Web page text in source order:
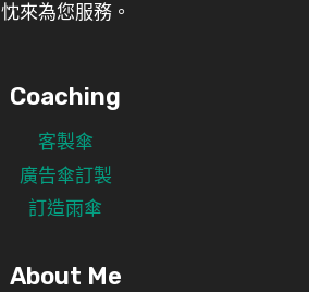
忱來為您服務。
Coaching
客製傘
廣告傘訂製
訂造雨傘
About Me